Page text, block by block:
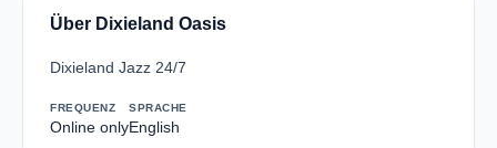
Über Dixieland Oasis
Dixieland Jazz 24/7
FREQUENZ
Online only
SPRACHE
English